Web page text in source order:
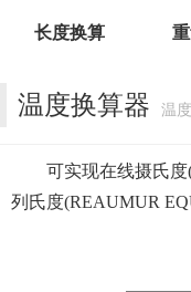
长度换算
温度换算器 温
可实现在线摄氏度
列氏度(REAUMUR